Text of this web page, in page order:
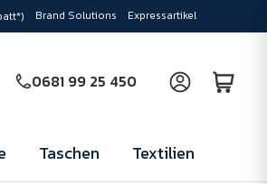
Brand Solutions Expressartikel
0681 99 25 450
Taschen Textilien